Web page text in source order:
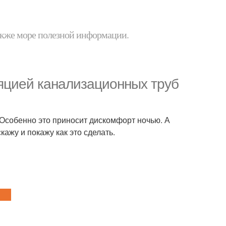
море полезной информации.
канализационных труб
это приносит дискомфорт ночью. А
и покажу как это сделать.